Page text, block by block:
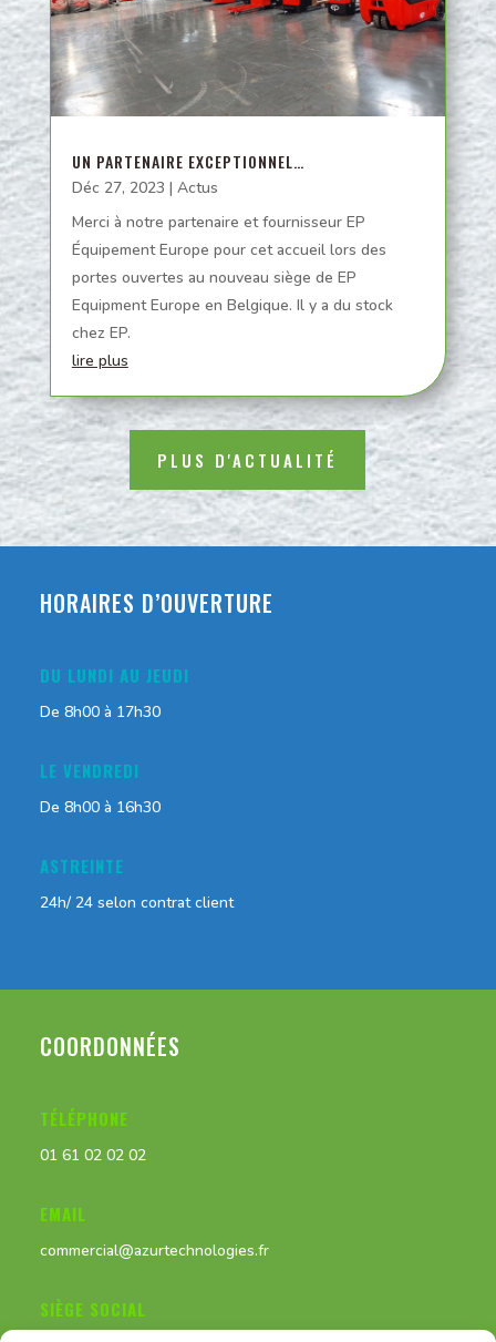
UN PARTENAIRE EXCEPTIONNEL…
Déc 27, 2023 | Actus
Merci à notre partenaire et fournisseur EP
Équipement Europe pour cet accueil lors des
portes ouvertes au nouveau siège de EP
Equipment Europe en Belgique. Il y a du stock
chez EP.
lire plus
PLUS D'ACTUALITÉ
HORAIRES D’OUVERTURE
DU LUNDI AU JEUDI
De 8h00 à 17h30
LE VENDREDI
De 8h00 à 16h30
ASTREINTE
24h/ 24 selon contrat client
COORDONNÉES
TÉLÉPHONE
01 61 02 02 02
EMAIL
commercial@azurtechnologies.fr
SIÈGE SOCIAL